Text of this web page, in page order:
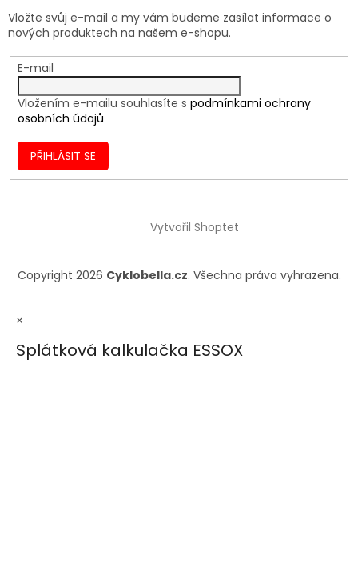
Vložte svůj e-mail a my vám budeme zasílat informace o
nových produktech na našem e-shopu.
E-mail
Vložením e-mailu souhlasíte s podmínkami ochrany
osobních údajů
PŘIHLÁSIT SE
Vytvořil Shoptet
Copyright 2026 Cyklobella.cz. Všechna práva vyhrazena.
×
Splátková kalkulačka ESSOX